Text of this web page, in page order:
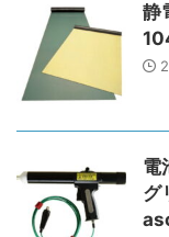
静
電
グ